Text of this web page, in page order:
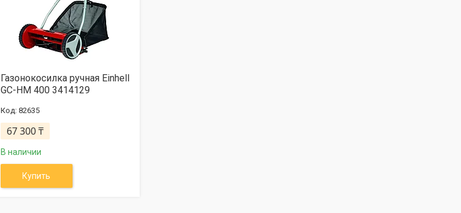
Газонокосилка ручная Einhell
GC-HM 400 3414129
82635
67 300 ₸
В наличии
Купить